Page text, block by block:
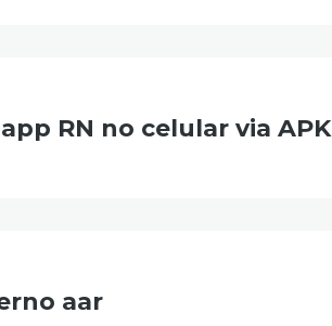
RN no celular via APK
aar